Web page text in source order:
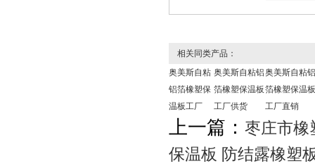
相关同类产品：
奥美斯自粘
铝箔橡塑保
温板工厂
奥美斯自粘铝
箔橡塑保温板
工厂供货
奥美斯自粘铝
箔橡塑保温板
工厂直销
上一篇： 枣庄市橡
保温板 防结露橡塑